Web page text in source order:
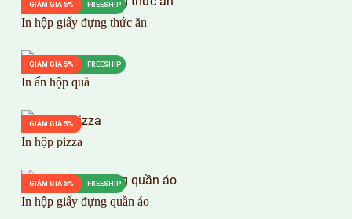
GIẢM GIÁ 5% FREESHIP
In hộp giấy đựng thức ăn
GIẢM GIÁ 5% FREESHIP
In ấn hộp quà
GIẢM GIÁ 5%
In hộp pizza
GIẢM GIÁ 5% FREESHIP
In hộp giấy đựng quần áo